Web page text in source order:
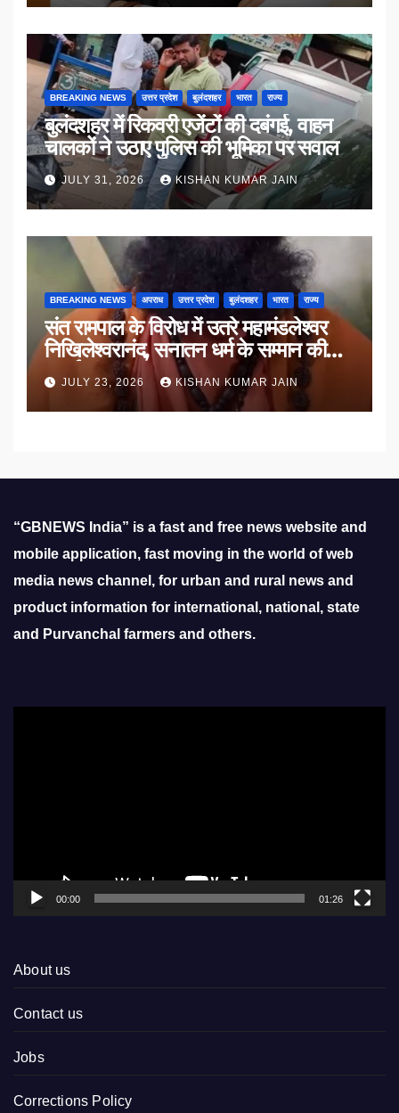
BREAKING NEWS उत्तर प्रदेश बुलंदशहर भारत राज्य
बुलंदशहर में रिकवरी एजेंटों की दबंगई, वाहन
चालकों ने उठाए पुलिस की भूमिका पर सवाल
JULY 31, 2026 KISHAN KUMAR JAIN
BREAKING NEWS अपराध उत्तर प्रदेश बुलंदशहर भारत राज्य
संत रामपाल के विरोध में उतरे महामंडलेश्वर
निखिलेश्वरानंद, सनातन धर्म के सम्मान की
उठाई मांग
JULY 23, 2026 KISHAN KUMAR JAIN
“GBNEWS India” is a fast and free news website and
mobile application, fast moving in the world of web
media news channel, for urban and rural news and
product information for international, national, state
and Purvanchal farmers and others.
00:00 01:26
About us
Contact us
Jobs
Corrections Policy